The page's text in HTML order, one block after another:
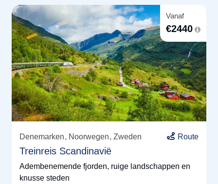
Vanaf
€2440
Denemarken Noorwegen Zweden Route
Treinreis Scandinavië
Adembenemende fjorden, ruige landschappen en
knusse steden